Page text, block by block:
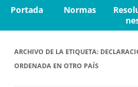
Portada Normas
ARCHIVO DE LA ETIQUETA:
ORDENADA EN OTRO PAÍS